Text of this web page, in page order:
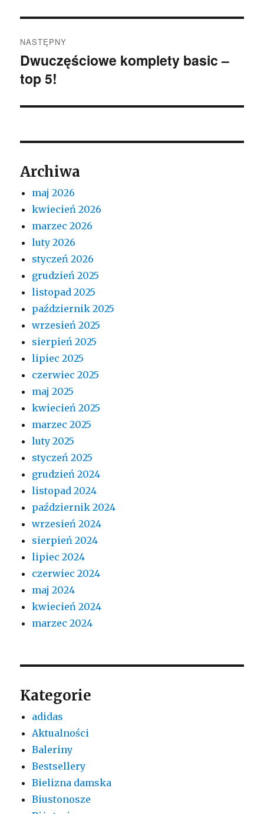
NASTĘPNY
Następny
wpis:
Dwuczęściowe komplety basic –
top 5!
Archiwa
maj 2026
kwiecień 2026
marzec 2026
luty 2026
styczeń 2026
grudzień 2025
listopad 2025
październik 2025
wrzesień 2025
sierpień 2025
lipiec 2025
czerwiec 2025
maj 2025
kwiecień 2025
marzec 2025
luty 2025
styczeń 2025
grudzień 2024
listopad 2024
październik 2024
wrzesień 2024
sierpień 2024
lipiec 2024
czerwiec 2024
maj 2024
kwiecień 2024
marzec 2024
Kategorie
adidas
Aktualności
Baleriny
Bestsellery
Bielizna damska
Biustonosze